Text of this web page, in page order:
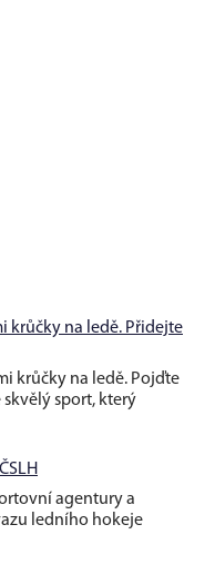
krůčky na ledě. Přidejte
krůčky na ledě. Pojďte
skvělý sport, který
agentury a
ledního hokeje